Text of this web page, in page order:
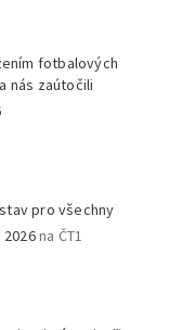
fotbalových
nás zaútočili
pro všechny
2026na ČT1